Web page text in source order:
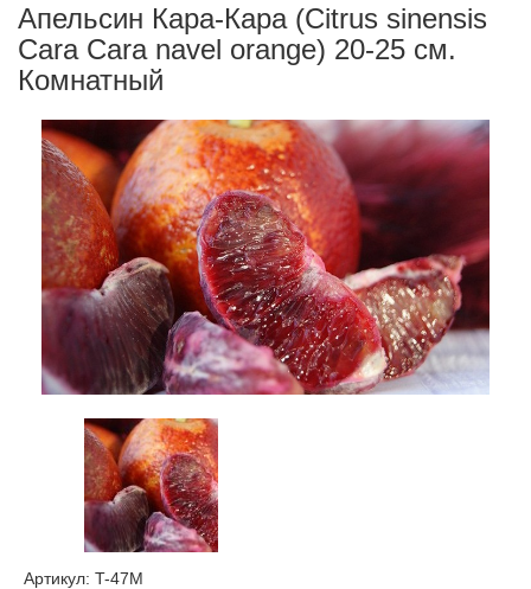
Апельсин Кара-Кара (Citrus sinensis
Cara Cara navel orange) 20-25 см.
Комнатный
Артикул: T-47M